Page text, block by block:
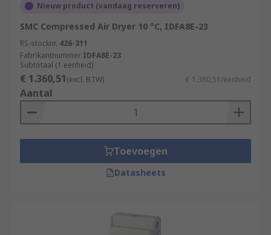
Nieuw product (vandaag reserveren)
SMC Compressed Air Dryer 10 °C, IDFA8E-23
RS-stocknr. 426-311
Fabrikantnummer IDFA8E-23
Subtotaal (1 eenheid)
€ 1.360,51(excl. BTW) € 1.360,51/eenheid
Aantal
Toevoegen
Datasheets